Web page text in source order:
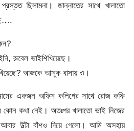
ছিলামনা। জান্নাতের সাথে খালাতো
রুবেল ভাইশিখিয়েছে।
আজকে আসুক বাসায় ও।
একজন অফিস কলিগের সাথে রোজ কফি
কোন কথা নেই। অতঃপর খালাতো ভাই নিজের
উল্টা বাঁশও দিয়ে গেলো। আমি অসহায়